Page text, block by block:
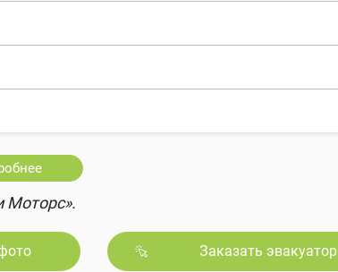
Моторс».
Заказать эвакуатор